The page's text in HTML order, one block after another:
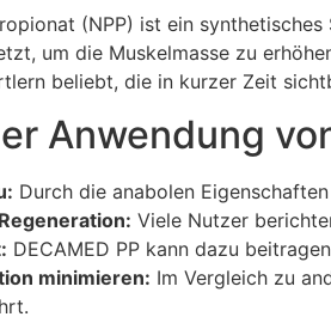
(NPP) ist ein
um die Muskelmasse zu
beliebt, die in kurzer Zeit
Anwendung
Durch die anabolen
Viele Nutzer
DECAMED PP kann dazu
minimieren: Im Vergleich zu